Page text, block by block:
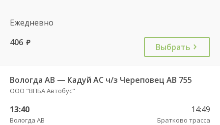
Ежедневно
406 руб. Выбрать
Вологда АВ — Кадуй АС ч/з Череповец АВ 755
ООО "ВПБА Автобус"
13:40
Вологда АВ
14:49
Братково трасса